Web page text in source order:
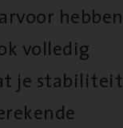
hebben
volledig
je stabiliteit